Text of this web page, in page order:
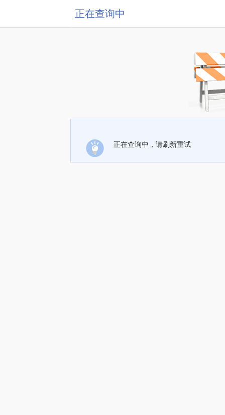
正在查询中
正在查询中，请刷新重试